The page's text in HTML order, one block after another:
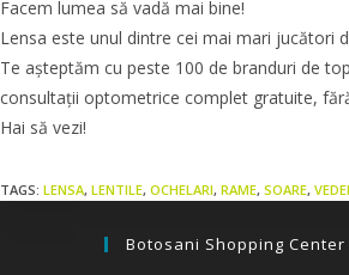
Facem lumea să vadă mai bine!
Lensa este unul dintre cei mai mari jucători
Te așteptăm cu peste 100 de branduri de
consultații optometrice complet gratuite,
Hai să vezi!
TAGS: LENSA, LENTILE, OCHELARI, RAME, SOARE,
Botosani Shopping Center